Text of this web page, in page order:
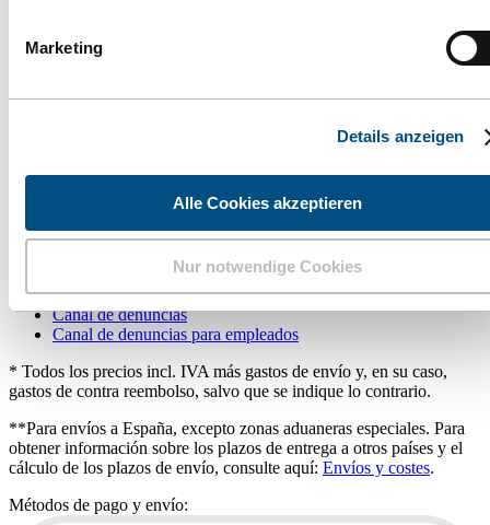
Marketing
Details anzeigen
Alle Cookies akzeptieren
Nur notwendige Cookies
Contacto
Envío y costos
Imprimir
FormMed Select
Aviso de privacidad
Configuración de cookies
Canal de denuncias
Canal de denuncias para empleados
* Todos los precios incl. IVA más gastos de envío y, en su caso,
gastos de contra reembolso, salvo que se indique lo contrario.
**Para envíos a España, excepto zonas aduaneras especiales. Para
obtener información sobre los plazos de entrega a otros países y el
cálculo de los plazos de envío, consulte aquí: Envíos y costes.
Métodos de pago y envío: